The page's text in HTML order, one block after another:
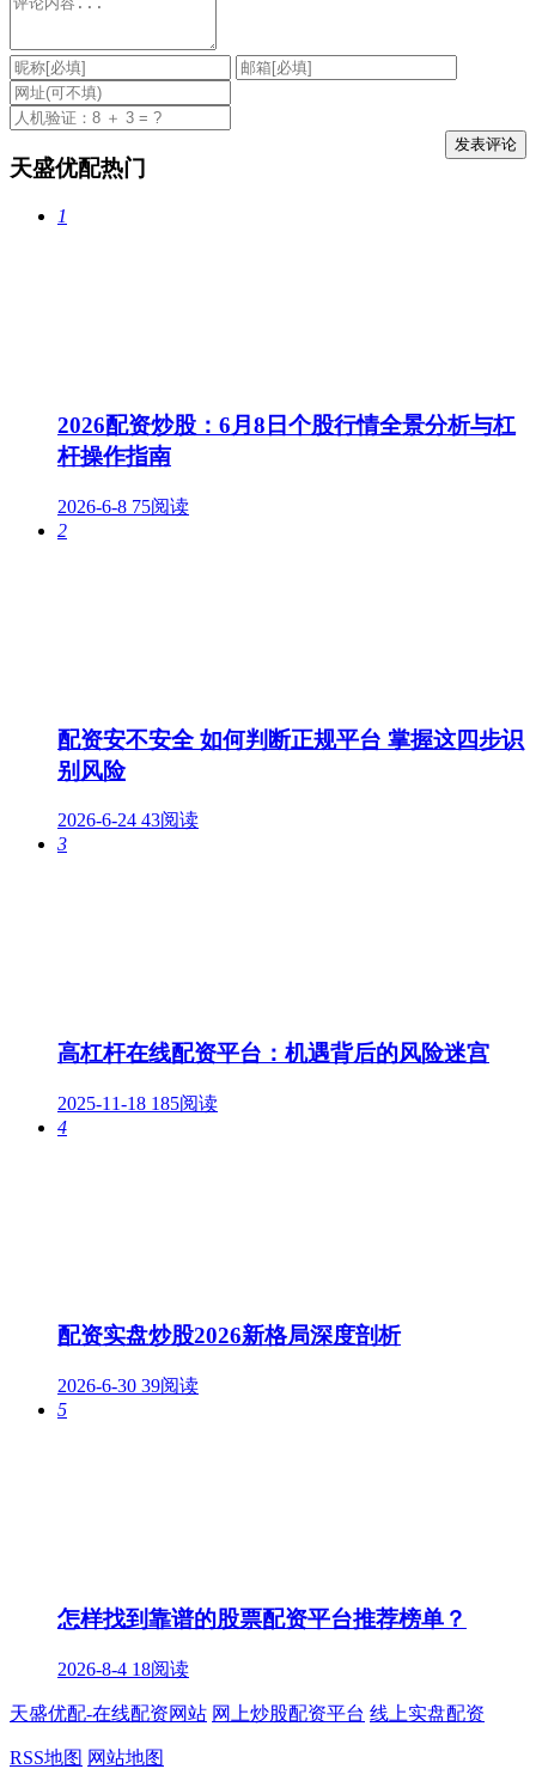
天盛优配热门
1
2026配资炒股：6月8日个股行情全景分析与杠
杆操作指南
2026-6-8 75阅读
2
配资安不安全 如何判断正规平台 掌握这四步识
别风险
2026-6-24 43阅读
3
高杠杆在线配资平台：机遇背后的风险迷宫
2025-11-18 185阅读
4
配资实盘炒股2026新格局深度剖析
2026-6-30 39阅读
5
怎样找到靠谱的股票配资平台推荐榜单？
2026-8-4 18阅读
天盛优配-在线配资网站 网上炒股配资平台 线上实盘配资
RSS地图 网站地图